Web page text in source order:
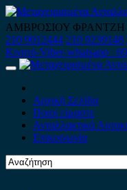
Skip
to
content
ΑΜΒΡΟΣΙΟΥ
210 9012444 210 9239148
Κινητό-Viber-whatsapp :
Primary
Αρχική Σελίδα
Ποιοί είμαστε
Ανταλλακτικά
Επικοινωνία